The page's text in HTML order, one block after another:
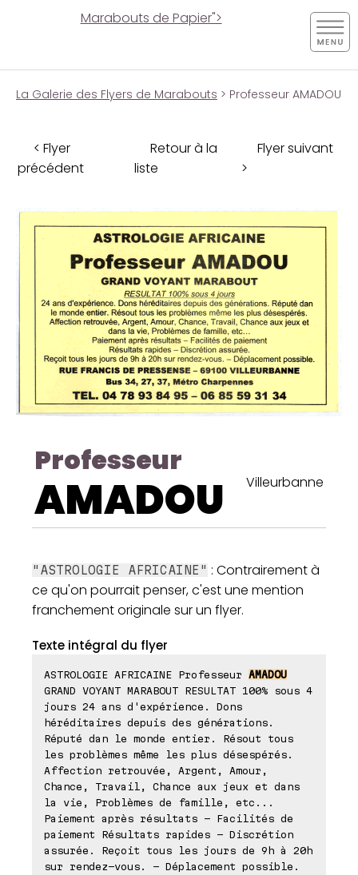
Marabouts de Papier">
La Galerie des Flyers de Marabouts > Professeur AMADOU
< Flyer
précédent
Retour à la
liste
Flyer suivant
>
Professeur
AMADOU Villeurbanne
"ASTROLOGIE AFRICAINE" : Contrairement à
ce qu'on pourrait penser, c'est une mention
franchement originale sur un flyer.
Texte intégral du flyer
ASTROLOGIE AFRICAINE Professeur AMADOU
GRAND VOYANT MARABOUT RESULTAT 100% sous 4
jours 24 ans d'expérience. Dons
héréditaires depuis des générations.
Réputé dan le monde entier. Résout tous
les problèmes même les plus désespérés.
Affection retrouvée, Argent, Amour,
Chance, Travail, Chance aux jeux et dans
la vie, Problèmes de famille, etc...
Paiement après résultats - Facilités de
paiement Résultats rapides - Discrétion
assurée. Reçoit tous les jours de 9h à 20h
sur rendez-vous. - Déplacement possible.